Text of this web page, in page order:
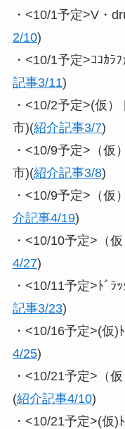
・<10/1予定>V・
2/10)
・<10/1予定>ｺｺｶﾗ
記事3/11)
・<10/2予定>(仮
市)(紹介記事3/7)
・<10/9予定>（仮
市)(紹介記事3/8)
・<10/9予定>（仮
介記事4/19)
・<10/10予定>（
4/27)
・<10/11予定>ﾄﾞﾗ
記事3/23)
・<10/16予定>(仮)
4/25)
・<10/21予定>（
(紹介記事4/10)
・<10/21予定>(仮)